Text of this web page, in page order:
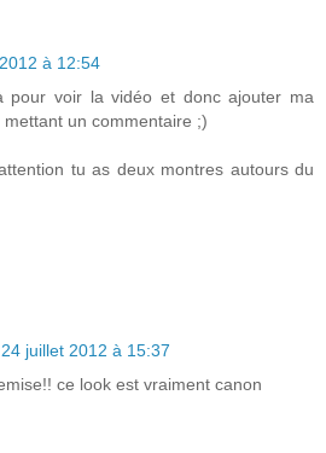
à 12:54
pour voir la vidéo et donc ajouter ma
un commentaire ;)
tu as deux montres autours du
24 juillet 2012 à 15:37
ce look est vraiment canon